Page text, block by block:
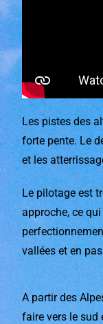
Les pistes des
forte pente. Le
et les
Le pilotage est
approche, ce
vallées et en
A partir des
faire vers le sud